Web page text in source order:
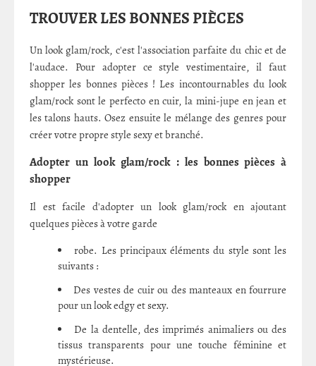
TROUVER LES BONNES PIÈCES
Un look glam/rock, c'est l'association parfaite du chic et de
l'audace. Pour adopter ce style vestimentaire, il faut
shopper les bonnes pièces ! Les incontournables du look
glam/rock sont le perfecto en cuir, la mini-jupe en jean et
les talons hauts. Osez ensuite le mélange des genres pour
créer votre propre style sexy et branché.
Adopter un look glam/rock : les bonnes pièces à
shopper
Il est facile d'adopter un look glam/rock en ajoutant
quelques pièces à votre garde
robe. Les principaux éléments du style sont les
suivants :
Des vestes de cuir ou des manteaux en fourrure
pour un look edgy et sexy.
De la dentelle, des imprimés animaliers ou des
tissus transparents pour une touche féminine et
mystérieuse.